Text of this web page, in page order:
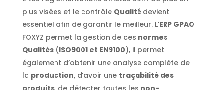
plus visées et le contrôle Qualité devient
essentiel afin de garantir le meilleur. L’ERP GPAO
FOXYZ permet la gestion de ces normes
Qualités(ISO9001 et EN9100), il permet
également d’obtenir une analyse complète de
la production, d’avoir une traçabilité des
produits, de détecter toutes les non-